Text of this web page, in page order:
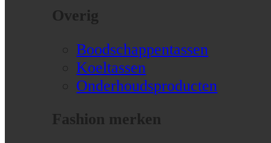
Overig
Boodschappentassen
Koeltassen
Onderhoudsproducten
Fashion merken